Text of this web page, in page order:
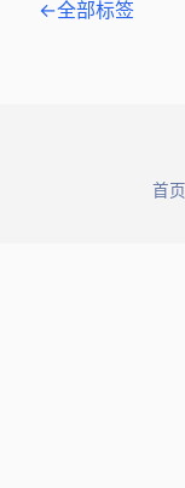
← 全部标签
首页